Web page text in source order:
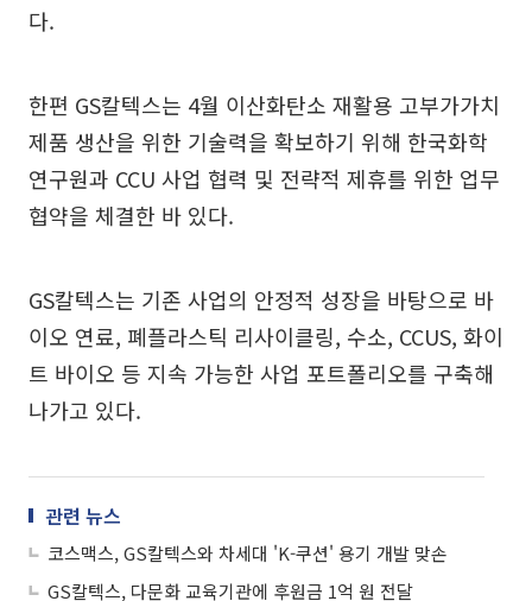
다.
한편 GS칼텍스는 4월 이산화탄소 재활용 고부가가치
제품 생산을 위한 기술력을 확보하기 위해 한국화학
연구원과 CCU 사업 협력 및 전략적 제휴를 위한 업무
협약을 체결한 바 있다.
GS칼텍스는 기존 사업의 안정적 성장을 바탕으로 바
이오 연료, 폐플라스틱 리사이클링, 수소, CCUS, 화이
트 바이오 등 지속 가능한 사업 포트폴리오를 구축해
나가고 있다.
관련 뉴스
코스맥스, GS칼텍스와 차세대 'K-쿠션' 용기 개발 맞손
GS칼텍스, 다문화 교육기관에 후원금 1억 원 전달